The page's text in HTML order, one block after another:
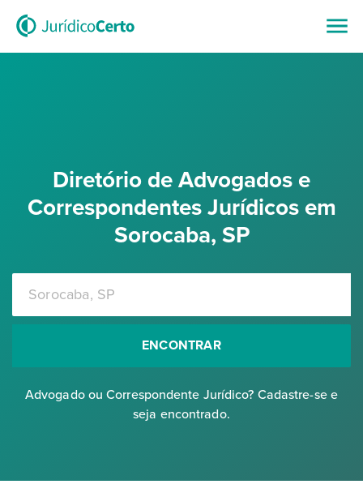
Diretório de Advogados e
Correspondentes Jurídicos em
Sorocaba, SP
ENCONTRAR
Advogado ou Correspondente Jurídico? Cadastre-se e
seja encontrado.